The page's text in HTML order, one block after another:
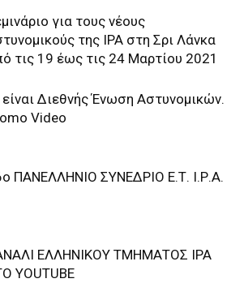
για τους νέους
της IPA στη Σρι Λάνκα
τις 19 έως τις 24 Μαρτίου 2021
είναι Διεθνής Ένωση Αστυνομικών.
Video
ΠΑΝΕΛΛΗΝΙΟ ΣΥΝΕΔΡΙΟ Ε.Τ. Ι.Ρ.Α.
ΕΛΛΗΝΙΚΟΥ ΤΜΗΜΑΤΟΣ ΙΡΑ
YOUTUBE